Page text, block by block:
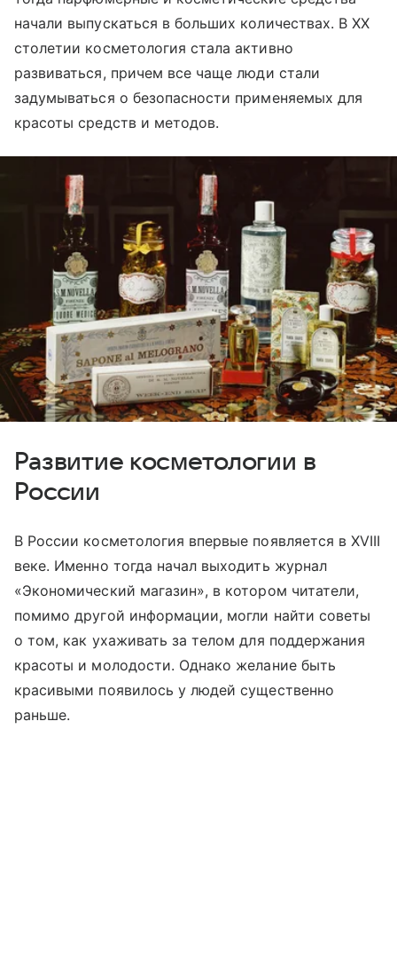
начали выпускаться в больших количествах. В XX
столетии косметология стала активно
развиваться, причем все чаще люди стали
задумываться о безопасности применяемых для
красоты средств и методов.
Развитие косметологии в
России
В России косметология впервые появляется в XVIII
веке. Именно тогда начал выходить журнал
«Экономический магазин», в котором читатели,
помимо другой информации, могли найти советы
о том, как ухаживать за телом для поддержания
красоты и молодости. Однако желание быть
красивыми появилось у людей существенно
раньше.